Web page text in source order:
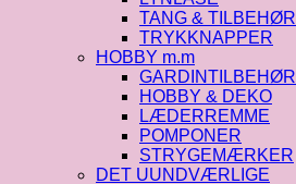
TANG & TILBEHØR
TRYKKNAPPER
HOBBY m.m
GARDINTILBEHØR
HOBBY & DEKO
LÆDERREMME
POMPONER
STRYGEMÆRKER
DET UUNDVÆRLIGE